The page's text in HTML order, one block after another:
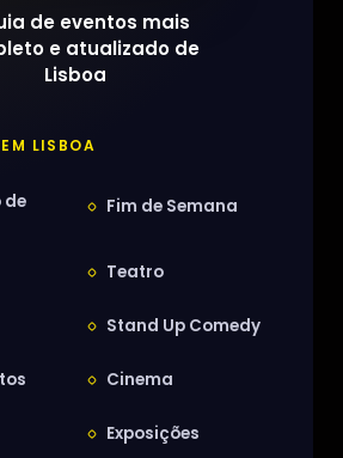
de eventos mais
e atualizado de
Lisboa
LISBOA
de
Fim de Semana
Teatro
Stand Up Comedy
Cinema
Exposições